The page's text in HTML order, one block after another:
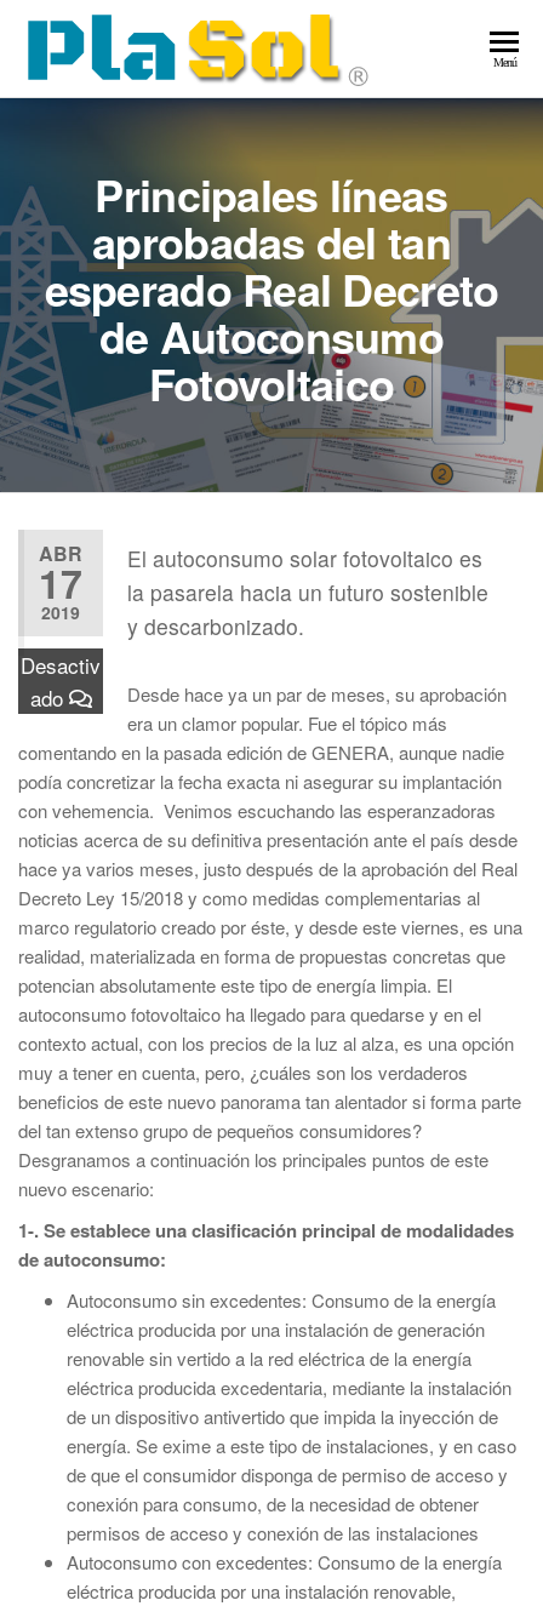
contenido
–
Energía
Menú
Principales líneas
aprobadas del tan
esperado Real Decreto
de Autoconsumo
Fotovoltaico
ABR
17
2019
Desactiv
ado
El autoconsumo solar fotovoltaico es
la pasarela hacia un futuro sostenible
y descarbonizado.
Desde hace ya un par de meses, su aprobación
era un clamor popular. Fue el tópico más
comentando en la pasada edición de GENERA, aunque nadie
podía concretizar la fecha exacta ni asegurar su implantación
con vehemencia. Venimos escuchando las esperanzadoras
noticias acerca de su definitiva presentación ante el país desde
hace ya varios meses, justo después de la aprobación del Real
Decreto Ley 15/2018 y como medidas complementarias al
marco regulatorio creado por éste, y desde este viernes, es una
realidad, materializada en forma de propuestas concretas que
potencian absolutamente este tipo de energía limpia. El
autoconsumo fotovoltaico ha llegado para quedarse y en el
contexto actual, con los precios de la luz al alza, es una opción
muy a tener en cuenta, pero, ¿cuáles son los verdaderos
beneficios de este nuevo panorama tan alentador si forma parte
del tan extenso grupo de pequeños consumidores?
Desgranamos a continuación los principales puntos de este
nuevo escenario:
1-.Se establece una clasificación principal de modalidades
de autoconsumo:
Autoconsumo sin excedentes: Consumo de la energía
eléctrica producida por una instalación de generación
renovable sin vertido a la red eléctrica de la energía
eléctrica producida excedentaria, mediante la instalación
de un dispositivo antivertido que impida la inyección de
energía. Se exime a este tipo de instalaciones, y en caso
de que el consumidor disponga de permiso de acceso y
conexión para consumo, de la necesidad de obtener
permisos de acceso y conexión de las instalaciones
Autoconsumo con excedentes: Consumo de la energía
eléctrica producida por una instalación renovable,